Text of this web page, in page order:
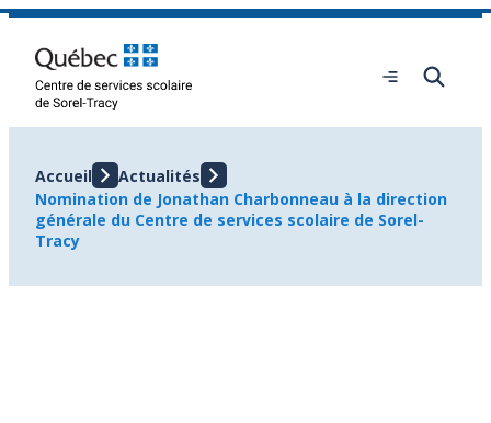
Aller
contenu
Ouvrir
menu
Accueil
Actualités
Nomination de Jonathan Charbonneau à la direction
générale du Centre de services scolaire de Sorel-
Tracy